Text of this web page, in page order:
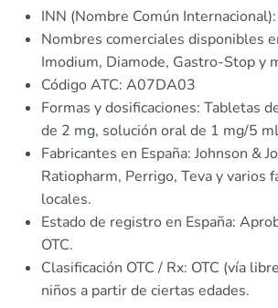
INN (Nombre Común
Nombres comerciales disponibles
Imodium, Diamode, Gastro-Stop y
Código ATC: A07DA03
Formas y dosificaciones: Tabletas
de 2 mg, solución oral de 1 mg/5
Fabricantes en España: Johnson &
Ratiopharm, Perrigo, Teva y varios
locales.
Estado de registro en España:
OTC.
Clasificación OTC / Rx: OTC (vía
niños a partir de ciertas edades.